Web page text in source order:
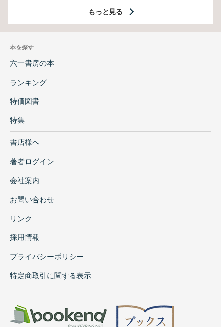
もっと見る
本を探す
六一書房の本
ランキング
特価図書
特集
書店様へ
著者ログイン
会社案内
お問い合わせ
リンク
採用情報
プライバシーポリシー
特定商取引に関する表示